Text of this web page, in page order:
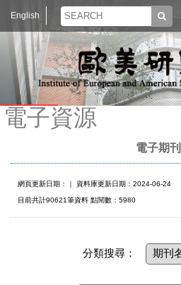
English
電子資源
電子期刊
網頁更新日期： ｜ 資料庫更新日期：2024-06-24
目前共計90621筆資料 點閱數：5980
分類搜尋：